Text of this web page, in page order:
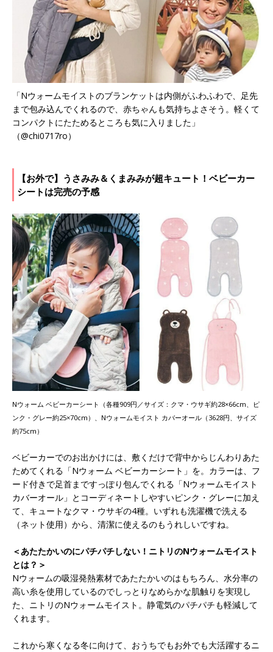
「Nウォームモイストのブランケットは内側がふわふわで、足先
まで包み込んでくれるので、赤ちゃんも気持ちよさそう。軽くて
コンパクトにたためるところも気に入りました」
（@chi0717ro）
【お外で】うさみみ＆くまみみが超キュート！ベビーカー
シートは完売の予感
Nウォーム ベビーカーシート（各種909円／サイズ：クマ・ウサギ約28×66cm、ピ
ンク・グレー約25×70cm）、Nウォームモイスト カバーオール（3628円、サイズ
約75cm）
ベビーカーでのお出かけには、敷くだけで背中からじんわりあた
ためてくれる「Nウォーム ベビーカーシート」を。カラーは、フ
ード付きで足首まですっぽり包んでくれる「Nウォームモイスト
カバーオール」とコーディネートしやすいピンク・グレーに加え
て、キュートなクマ・ウサギの4種。いずれも洗濯機で洗える
（ネット使用）から、清潔に使えるのもうれしいですね。
＜あたたかいのにパチパチしない！ニトリのNウォームモイスト
とは？＞
Nウォームの吸湿発熱素材であたたかいのはもちろん、水分率の
高い糸を使用しているのでしっとりなめらかな肌触りを実現し
た、ニトリのNウォームモイスト。静電気のパチパチも軽減して
くれます。
これから寒くなる冬に向けて、おうちでもお外でも大活躍するニ